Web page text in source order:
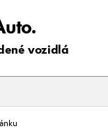
vozidlá